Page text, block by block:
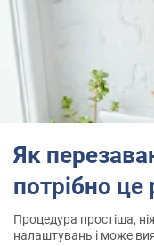
Як
потрібно це
Процедура простіша,
налаштувань і може